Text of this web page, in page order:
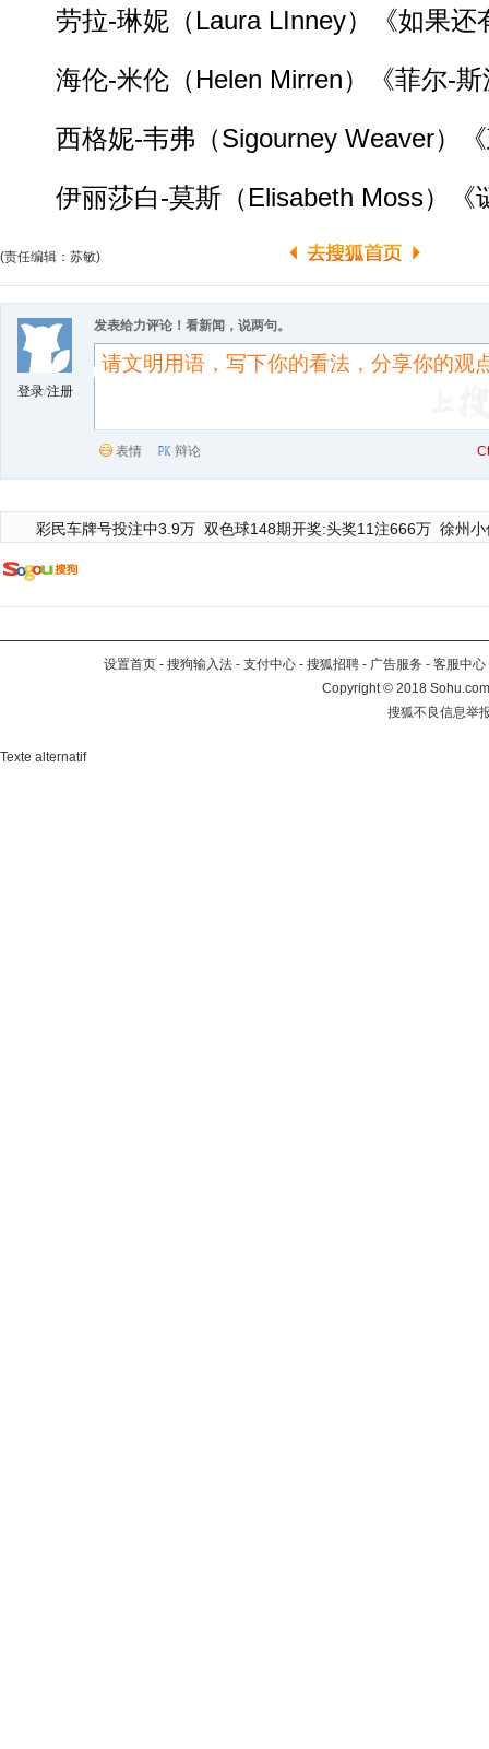
劳拉-琳妮（Laura LInney）《如果还
海伦-米伦（Helen Mirren）《菲尔-斯
西格妮-韦弗（Sigourney Weaver）《
伊丽莎白-莫斯（Elisabeth Moss）《
(责任编辑：苏敏)
登录/注册
发表给力评论！看新闻，说两句。
表情 辩论
彩民车牌号投注中3.9万 双色球148期开奖:头奖11注666万 徐州
设置首页 - 搜狗输入法 - 支付中心 - 搜狐招聘 - 广告服务 - 客服中心
Copyright©2018
搜狐不良信息举
Texte alternatif